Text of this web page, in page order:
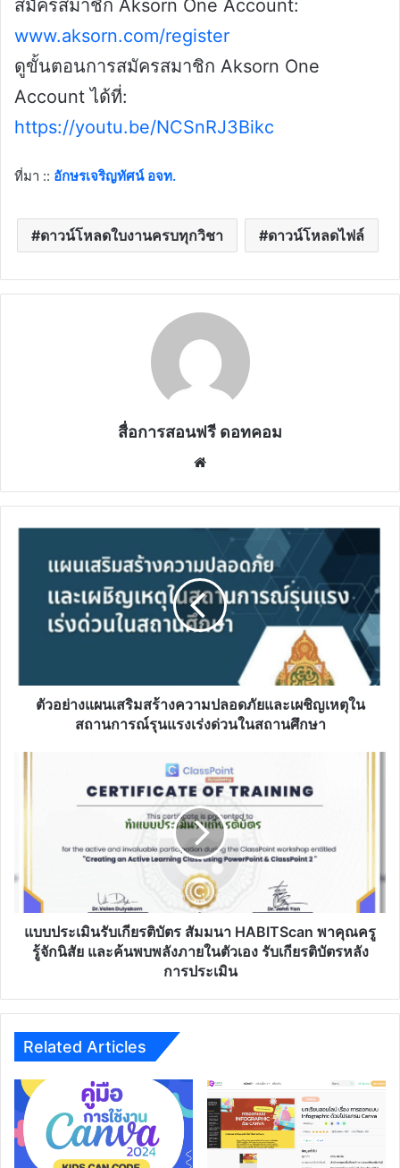
สมัครสมาชิก Aksorn One Account:
www.aksorn.com/register
ดูขั้นตอนการสมัครสมาชิก Aksorn One
Account ได้ที่:
https://youtu.be/NCSnRJ3Bikc
ที่มา :: อักษรเจริญทัศน์ อจท.
ดาวน์โหลดใบงานครบทุกวิชา ดาวน์โหลดไฟล์
สื่อการสอนฟรี ดอทคอม
ตัวอย่าง
ปลอดภัย
เหตุ
ใน
ตัวอย่างแผนเสริมสร้างความปลอดภัยและเผชิญเหตุใน
สถานการณ์รุนแรงเร่งด่วนในสถานศึกษา
แบบ
ประเมิน
รับ
HABITScan
พา
คุณครู
รู้จัก
นิสัย
พบ
ภายใน
ตัว
เอง
รับ
เกียรติ
บัตร
หลัง
แบบประเมินรับเกียรติบัตร สัมมนา HABITScan พาคุณครู
รู้จักนิสัย และค้นพบพลังภายในตัวเอง รับเกียรติบัตรหลัง
การประเมิน
Related Articles